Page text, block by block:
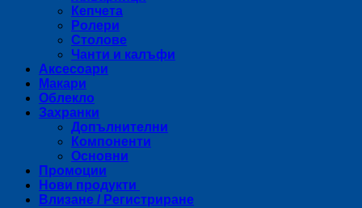
Кепчета
Ролери
Столове
Чанти и калъфи
Аксесоари
Макари
Облекло
Захранки
Допълнителни
Компоненти
Основни
Промоции
Нови продукти
Влизане / Регистриране